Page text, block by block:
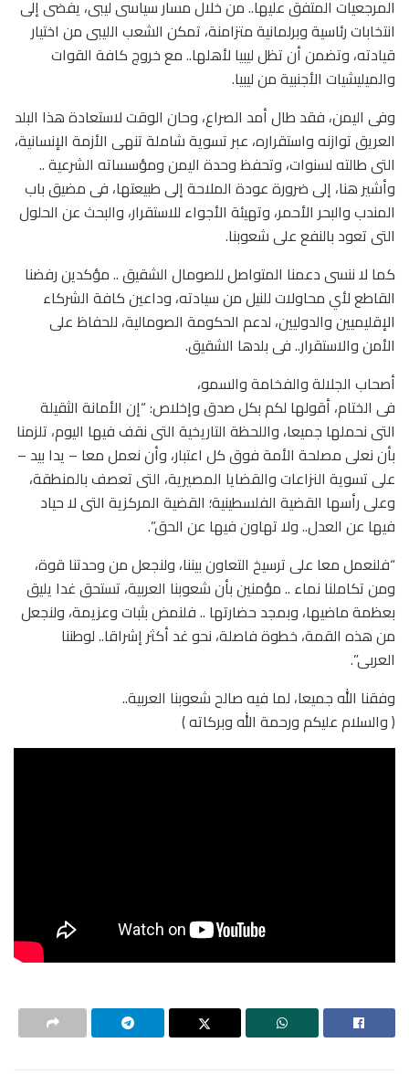
المرجعيات المتفق عليها.. من خلال مسار سياسى ليبى، يفضى إلى
انتخابات رئاسية وبرلمانية متزامنة، تمكن الشعب الليبى من اختيار
قيادته، وتضمن أن تظل ليبيا لأهلها.. مع خروج كافة القوات
والميليشيات الأجنبية من ليبيا.
وفى اليمن، فقد طال أمد الصراع، وحان الوقت لاستعادة هذا البلد
العريق توازنه واستقراره، عبر تسوية شاملة تنهى الأزمة الإنسانية،
التى طالته لسنوات، وتحفظ وحدة اليمن ومؤسساته الشرعية ..
وأشير هنا، إلى ضرورة عودة الملاحة إلى طبيعتها، فى مضيق باب
المندب والبحر الأحمر، وتهيئة الأجواء للاستقرار، والبحث عن الحلول
التى تعود بالنفع على شعوبنا.
كما لا ننسى دعمنا المتواصل للصومال الشقيق .. مؤكدين رفضنا
القاطع لأي محاولات للنيل من سيادته، وداعين كافة الشركاء
الإقليميين والدوليين، لدعم الحكومة الصومالية، للحفاظ على
الأمن والاستقرار.. فى بلدها الشقيق.
أصحاب الجلالة والفخامة والسمو،
فى الختام، أقولها لكم بكل صدق وإخلاص: “إن الأمانة الثقيلة
التى نحملها جميعا، واللحظة التاريخية التى نقف فيها اليوم، تلزمنا
بأن نعلى مصلحة الأمة فوق كل اعتبار، وأن نعمل معا – يدا بيد –
على تسوية النزاعات والقضايا المصيرية، التى تعصف بالمنطقة،
وعلى رأسها القضية الفلسطينية؛ القضية المركزية التى لا حياد
فيها عن العدل.. ولا تهاون فيها عن الحق”.
“فلنعمل معا على ترسيخ التعاون بيننا، ولنجعل من وحدتنا قوة،
ومن تكاملنا نماء .. مؤمنين بأن شعوبنا العربية، تستحق غدا يليق
بعظمة ماضيها، وبمجد حضارتها .. فلنمض بثبات وعزيمة، ولنجعل
من هذه القمة، خطوة فاصلة، نحو غد أكثر إشراقا.. لوطننا
العربى”.
وفقنا الله جميعا، لما فيه صالح شعوبنا العربية..
﴿ والسلام عليكم ورحمة الله وبركاته ﴾